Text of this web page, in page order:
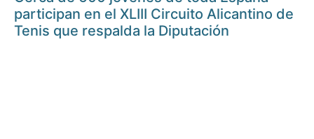
participan en el XLIII Circuito Alicantino de
Tenis que respalda la Diputación